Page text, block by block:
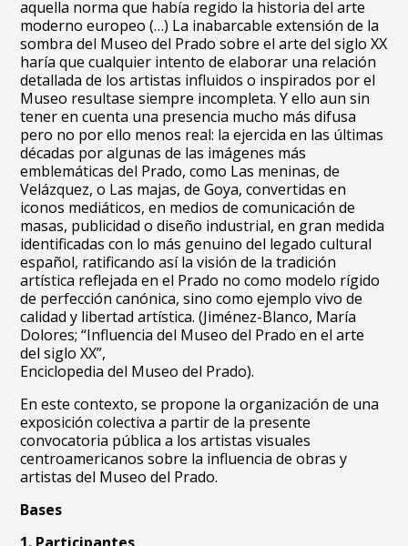
aquella norma que había regido la historia del arte
moderno europeo (…) La inabarcable extensión de la
sombra del Museo del Prado sobre el arte del siglo XX
haría que cualquier intento de elaborar una relación
detallada de los artistas influidos o inspirados por el
Museo resultase siempre incompleta. Y ello aun sin
tener en cuenta una presencia mucho más difusa
pero no por ello menos real: la ejercida en las últimas
décadas por algunas de las imágenes más
emblemáticas del Prado, como Las meninas, de
Velázquez, o Las majas, de Goya, convertidas en
iconos mediáticos, en medios de comunicación de
masas, publicidad o diseño industrial, en gran medida
identificadas con lo más genuino del legado cultural
español, ratificando así la visión de la tradición
artística reflejada en el Prado no como modelo rígido
de perfección canónica, sino como ejemplo vivo de
calidad y libertad artística. (Jiménez-Blanco, María
Dolores; “Influencia del Museo del Prado en el arte
del siglo XX”,
Enciclopedia del Museo del Prado).
En este contexto, se propone la organización de una
exposición colectiva a partir de la presente
convocatoria pública a los artistas visuales
centroamericanos sobre la influencia de obras y
artistas del Museo del Prado.
Bases